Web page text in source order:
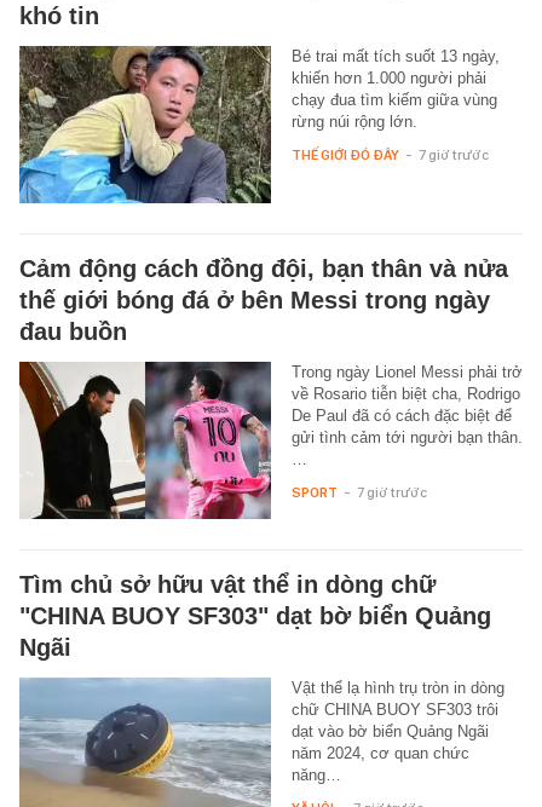
khó tin
Bé trai mất tích suốt 13 ngày,
khiến hơn 1.000 người phải
chạy đua tìm kiếm giữa vùng
rừng núi rộng lớn.
THẾ GIỚI ĐÓ ĐÂY - 7 giờ trước
Cảm động cách đồng đội, bạn thân và nửa
thế giới bóng đá ở bên Messi trong ngày
đau buồn
Trong ngày Lionel Messi phải trở
về Rosario tiễn biệt cha, Rodrigo
De Paul đã có cách đặc biệt để
gửi tình cảm tới người bạn thân.
…
SPORT - 7 giờ trước
Tìm chủ sở hữu vật thể in dòng chữ
"CHINA BUOY SF303" dạt bờ biển Quảng
Ngãi
Vật thể lạ hình trụ tròn in dòng
chữ CHINA BUOY SF303 trôi
dạt vào bờ biển Quảng Ngãi
năm 2024, cơ quan chức
năng…